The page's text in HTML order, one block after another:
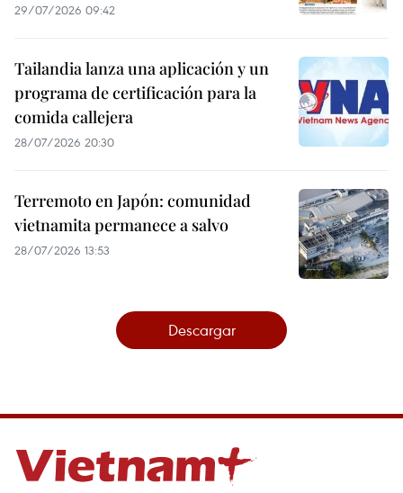
29/07/2026 09:42
Tailandia lanza una aplicación y un
programa de certificación para la
comida callejera
28/07/2026 20:30
Terremoto en Japón: comunidad
vietnamita permanece a salvo
28/07/2026 13:53
Descargar